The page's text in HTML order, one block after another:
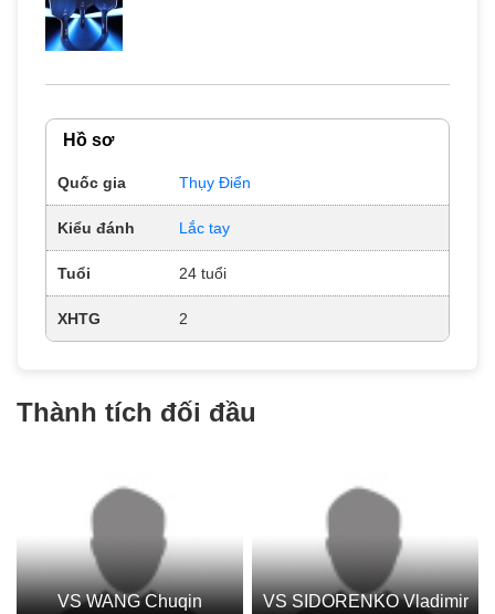
Hồ sơ
Quốc gia Thụy Điển
Kiểu đánh Lắc tay
Tuổi 24 tuổi
XHTG 2
Thành tích đối đầu
VS WANG Chuqin
VS SIDORENKO Vladimir